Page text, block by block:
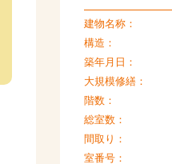
建物名称：
構造：
築年月日：
大規模修繕：
階数：
総室数：
間取り：
室番号：